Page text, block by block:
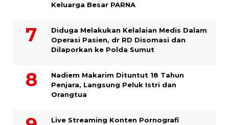
Keluarga Besar PARNA
Diduga Melakukan Kelalaian Medis Dalam
Operasi Pasien, dr RD Disomasi dan
Dilaporkan ke Polda Sumut
​Nadiem Makarim Dituntut 18 Tahun
Penjara, Langsung Peluk Istri dan
Orangtua
Live Streaming Konten Pornografi